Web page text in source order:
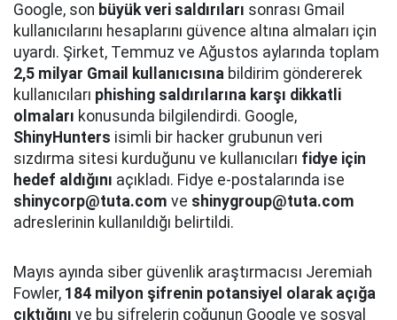
Google, son büyük veri saldırıları sonrası Gmail
kullanıcılarını hesaplarını güvence altına almaları için
uyardı. Şirket, Temmuz ve Ağustos aylarında toplam
2,5 milyar Gmail kullanıcısına bildirim göndererek
kullanıcıları phishing saldırılarına karşı dikkatli
olmaları konusunda bilgilendirdi. Google,
ShinyHunters isimli bir hacker grubunun veri
sızdırma sitesi kurduğunu ve kullanıcıları fidye için
hedef aldığını açıkladı. Fidye e-postalarında ise
shinycorp@tuta.com ve shinygroup@tuta.com
adreslerinin kullanıldığı belirtildi.
Mayıs ayında siber güvenlik araştırmacısı Jeremiah
Fowler, 184 milyon şifrenin potansiyel olarak açığa
çıktığını ve bu şifrelerin çoğunun Google ve sosyal